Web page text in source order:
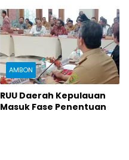
AMBON
RUU Daerah Kepulauan
Masuk Fase Penentuan